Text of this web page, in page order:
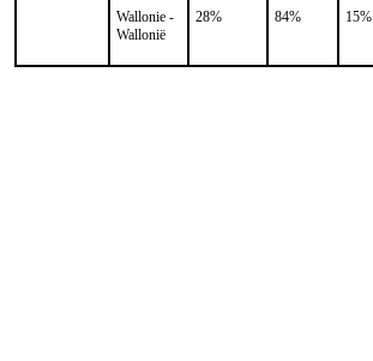
Wallonie -
Wallonië
28% 84% 15%